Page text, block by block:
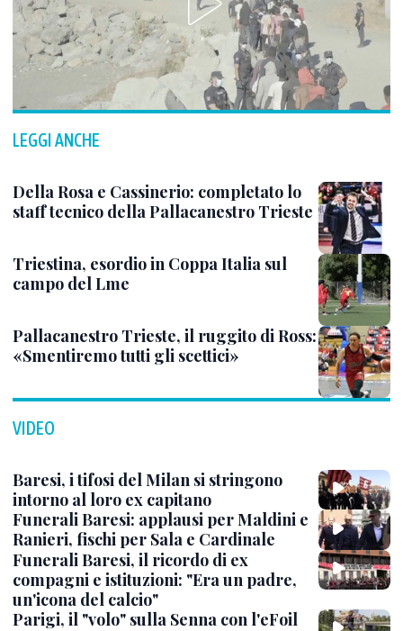
LEGGI ANCHE
Della Rosa e Cassinerio: completato lo
staff tecnico della Pallacanestro Trieste
Triestina, esordio in Coppa Italia sul
campo del Lme
Pallacanestro Trieste, il ruggito di Ross:
«Smentiremo tutti gli scettici»
VIDEO
Baresi, i tifosi del Milan si stringono
intorno al loro ex capitano
Funerali Baresi: applausi per Maldini e
Ranieri, fischi per Sala e Cardinale
Funerali Baresi, il ricordo di ex
compagni e istituzioni: "Era un padre,
un'icona del calcio"
Parigi, il "volo" sulla Senna con l'eFoil